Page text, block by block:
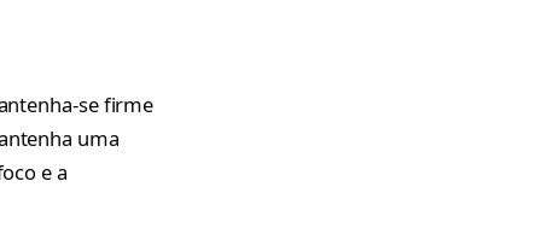
se firme
uma
e a